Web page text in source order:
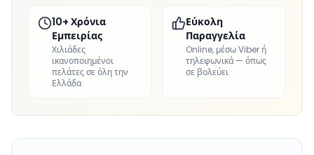
10+ Χρόνια
Εμπειρίας
Χιλιάδες
ικανοποιημένοι
πελάτες σε όλη την
Ελλάδα
Εύκολη
Παραγγελία
Online, μέσω Viber ή
τηλεφωνικά — όπως
σε βολεύει